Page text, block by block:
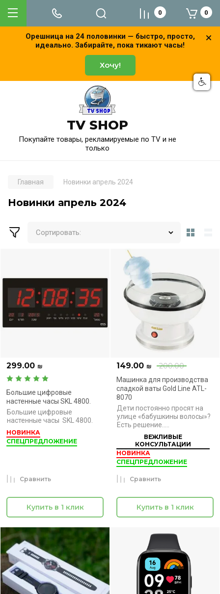
Орешница на 24 половинки — быстро, просто,
идеально. Забирайте, пока тикают часы!
Хочу!
TV SHOP
Покупайте товары, рекламируемые по TV и не
только
0 0
Главная Новинки апрель 2024
Новинки апрель 2024
Сортировать:
299.00 ₪
Большие цифровые
настенные часы SKL 4800.
Большие цифровые
настенные часы SKL 4800.
НОВИНКА
СПЕЦПРЕДЛОЖЕНИЕ
Сравнить
Купить в 1 клик
200.00
149.00 ₪
Машинка для производства
сладкой ваты Gold Line ATL-
8070
Дети постоянно просят на
улице «бабушкины волосы»?
Есть решение.....
ВЕЖЛИВЫЕ
КОНСУЛЬТАЦИИ
НОВИНКА
СПЕЦПРЕДЛОЖЕНИЕ
Сравнить
Купить в 1 клик